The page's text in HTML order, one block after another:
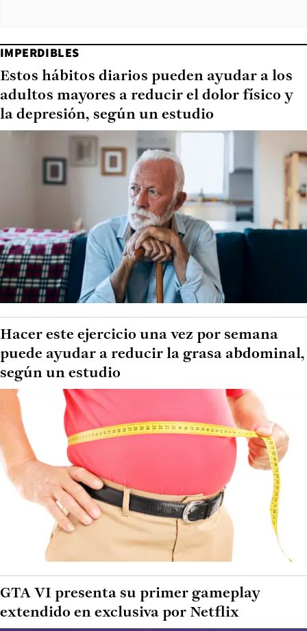
IMPERDIBLES
Estos hábitos diarios pueden ayudar a los
adultos mayores a reducir el dolor físico y
la depresión, según un estudio
Hacer este ejercicio una vez por semana
puede ayudar a reducir la grasa abdominal,
según un estudio
GTA VI presenta su primer gameplay
extendido en exclusiva por Netflix